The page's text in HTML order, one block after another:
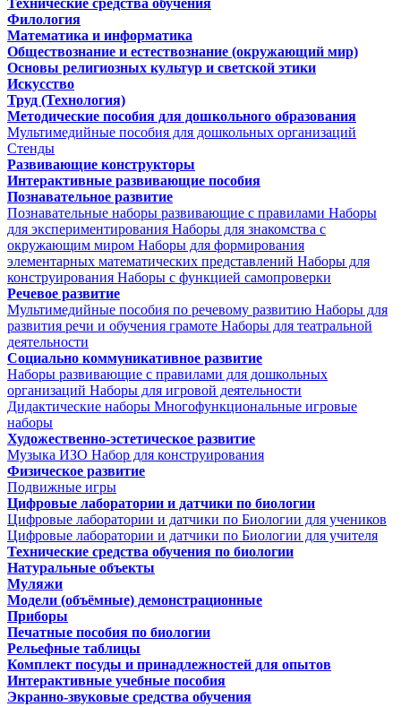
Технические средства обучения
Филология
Математика и информатика
Обществознание и естествознание (окружающий мир)
Основы религиозных культур и светской этики
Искусство
Труд (Технология)
Методические пособия для дошкольного образования
Мультимедийные пособия для дошкольных организаций
Стенды
Развивающие конструкторы
Интерактивные развивающие пособия
Познавательное развитие
Познавательные наборы развивающие с правилами Наборы
для экспериментирования Наборы для знакомства с
окружающим миром Наборы для формирования
элементарных математических представлений Наборы для
конструирования Наборы с функцией самопроверки
Речевое развитие
Мультимедийные пособия по речевому развитию Наборы для
развития речи и обучения грамоте Наборы для театральной
деятельности
Социально коммуникативное развитие
Наборы развивающие с правилами для дошкольных
организаций Наборы для игровой деятельности
Дидактические наборы Многофункциональные игровые
наборы
Художественно-эстетическое развитие
Музыка ИЗО Набор для конструирования
Физическое развитие
Подвижные игры
Цифровые лаборатории и датчики по биологии
Цифровые лаборатории и датчики по Биологии для учеников
Цифровые лаборатории и датчики по Биологии для учителя
Технические средства обучения по биологии
Натуральные объекты
Муляжи
Модели (объёмные) демонстрационные
Приборы
Печатные пособия по биологии
Рельефные таблицы
Комплект посуды и принадлежностей для опытов
Интерактивные учебные пособия
Экранно-звуковые средства обучения